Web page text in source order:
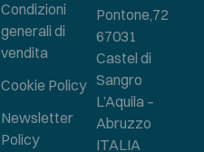
Condizioni
generali di
vendita
Cookie Policy
Newsletter
Policy
Pontone,72
67031
Castel di
Sangro
L’Aquila –
Abruzzo
ITALIA